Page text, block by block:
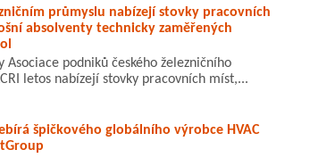
průmyslu nabízejí stovky pracovních
absolventy technicky zaměřených
Asociace podniků českého železničního
letos nabízejí stovky pracovních míst,...
špičkového globálního výrobce HVAC